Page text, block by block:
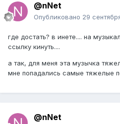
@nNet
Опубликовано 29
где достать? в инете.... на
ссылку кинуть....
а так, для меня эта музычка
мне попадались самые тяжелые
@nNet